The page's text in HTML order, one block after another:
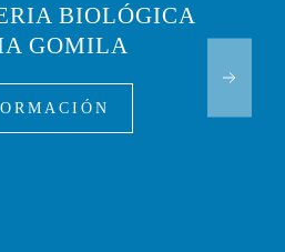
BIOLÓGICA
GOMILA